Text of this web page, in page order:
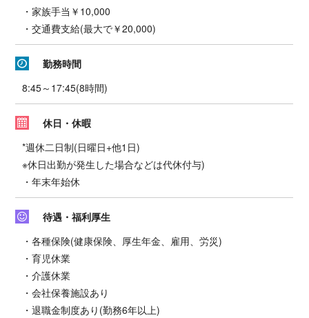
・家族手当￥10,000
・交通費支給(最大で￥20,000)
勤務時間
8:45～17:45(8時間)
休日・休暇
*週休二日制(日曜日+他1日)
※休日出勤が発生した場合などは代休付与)
・年末年始休
待遇・福利厚生
・各種保険(健康保険、厚生年金、雇用、労災)
・育児休業
・介護休業
・会社保養施設あり
・退職金制度あり(勤務6年以上)